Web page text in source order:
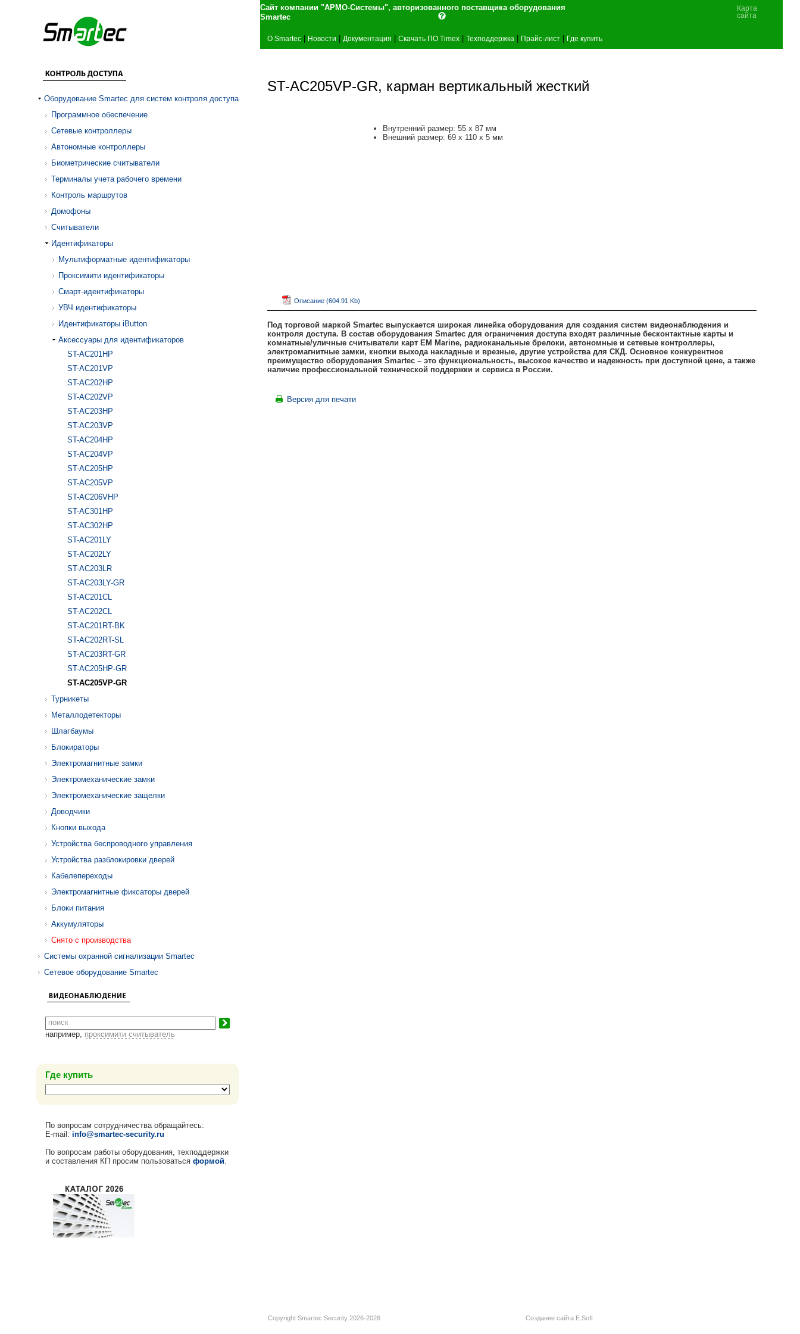
Сайт компании "АРМО-Системы", авторизованного поставщика оборудования
Smartec
Карта
сайта
О Smartec Новости Документация Скачать ПО Timex Техподдержка Прайс-лист Где купить
Оборудование Smartec для систем контроля доступа
Программное обеспечение
Сетевые контроллеры
Автономные контроллеры
Биометрические считыватели
Терминалы учета рабочего времени
Контроль маршрутов
Домофоны
Считыватели
Идентификаторы
Мультиформатные идентификаторы
Проксимити идентификаторы
Смарт-идентификаторы
УВЧ идентификаторы
Идентификаторы iButton
Аксессуары для идентификаторов
ST-AC201HP
ST-AC201VP
ST-AC202HP
ST-AC202VP
ST-AC203HP
ST-AC203VP
ST-AC204HP
ST-AC204VP
ST-AC205HP
ST-AC205VP
ST-AC206VHP
ST-AC301HP
ST-AC302HP
ST-AC201LY
ST-AC202LY
ST-AC203LR
ST-AC203LY-GR
ST-AC201CL
ST-AC202CL
ST-AC201RT-BK
ST-AC202RT-SL
ST-AC203RT-GR
ST-AC205HP-GR
ST-AC205VP-GR
Турникеты
Металлодетекторы
Шлагбаумы
Блокираторы
Электромагнитные замки
Электромеханические замки
Электромеханические защелки
Доводчики
Кнопки выхода
Устройства беспроводного управления
Устройства разблокировки дверей
Кабелепереходы
Электромагнитные фиксаторы дверей
Блоки питания
Аккумуляторы
Снято с производства
Системы охранной сигнализации Smartec
Сетевое оборудование Smartec
например, проксимити считыватель
Где купить
По вопросам сотрудничества обращайтесь:
E-mail: info@smartec-security.ru
По вопросам работы оборудования, техподдержки
и составления КП просим пользоваться формой
ST-AC205VP-GR, карман вертикальный жесткий
Внутренний размер: 55 х 87 мм
Внешний размер: 69 х 110 х 5 мм
Описание (604.91 Kb)
Под торговой маркой Smartec выпускается широкая линейка оборудования для создания систем видеонаблюдения и
контроля доступа. В состав оборудования Smartec для ограничения доступа входят различные бесконтактные карты и
комнатные/уличные считыватели карт EM Marine, радиоканальные брелоки, автономные и сетевые контроллеры,
электромагнитные замки, кнопки выхода накладные и врезные, другие устройства для СКД. Основное конкурентное
преимущество оборудования Smartec – это функциональность, высокое качество и надежность при доступной цене, а также
наличие профессиональной технической поддержки и сервиса в России.
Версия для печати
Copyright Smartec Security 2026-2026 Создание сайта E.Soft